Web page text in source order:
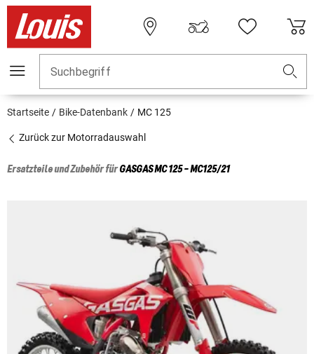
Suchbegriff
Startseite Bike-Datenbank MC 125
Zurück zur Motorradauswahl
Ersatzteile und Zubehör fürGASGASMC 125 - MC125/21